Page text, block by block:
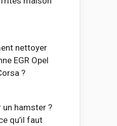
nettoyer
EGR Opel
?
un hamster ?
qu’il faut